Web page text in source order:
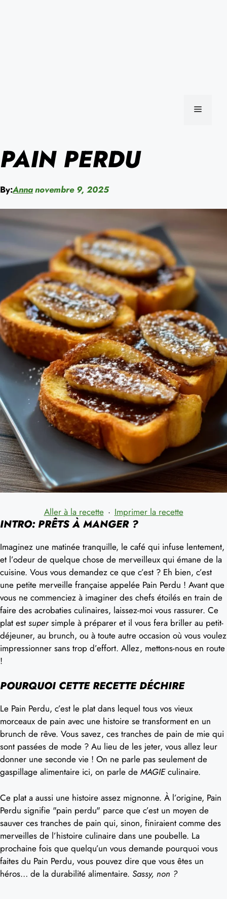
MENU
PAIN PERDU
By:Annanovembre 9, 2025
Aller à la recette · Imprimer la recette
INTRO: PRÊTS À MANGER ?
Imaginez une matinée tranquille, le café qui infuse lentement,
et l’odeur de quelque chose de merveilleux qui émane de la
cuisine. Vous vous demandez ce que c’est ? Eh bien, c’est
une petite merveille française appelée Pain Perdu ! Avant que
vous ne commenciez à imaginer des chefs étoilés en train de
faire des acrobaties culinaires, laissez-moi vous rassurer. Ce
plat est supersimple à préparer et il vous fera briller au petit-
déjeuner, au brunch, ou à toute autre occasion où vous voulez
impressionner sans trop d’effort. Allez, mettons-nous en route
!
POURQUOI CETTE RECETTE DÉCHIRE
Le Pain Perdu, c’est le plat dans lequel tous vos vieux
morceaux de pain avec une histoire se transforment en un
brunch de rêve. Vous savez, ces tranches de pain de mie qui
sont passées de mode ? Au lieu de les jeter, vous allez leur
donner une seconde vie ! On ne parle pas seulement de
gaspillage alimentaire ici, on parle de MAGIEculinaire.
Ce plat a aussi une histoire assez mignonne. À l’origine, Pain
Perdu signifie "pain perdu" parce que c’est un moyen de
sauver ces tranches de pain qui, sinon, finiraient comme des
merveilles de l’histoire culinaire dans une poubelle. La
prochaine fois que quelqu’un vous demande pourquoi vous
faites du Pain Perdu, vous pouvez dire que vous êtes un
héros… de la durabilité alimentaire. Sassy, non ?